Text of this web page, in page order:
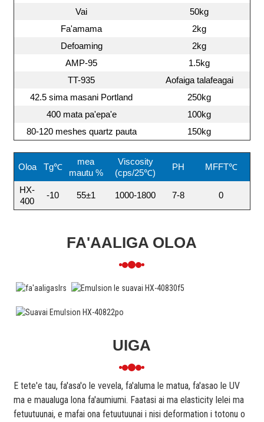
Vai
50kg
Fa'amama
2kg
Defoaming
2kg
AMP-95
1.5kg
TT-935
Aofaiga talafeagai
42.5 sima masani Portland
250kg
400 mata pa'epa'e
100kg
80-120 meshes quartz pauta
150kg
Oloa Tg℃
mea
mautu %
Viscosity
(cps/25℃)
PH MFFT℃
HX-
400
-10 55±1 1000-1800 7-8 0
FA'AALIGA OLOA
UIGA
E tete'e tau, fa'asa'o le vevela, fa'aluma le matua, fa'asao le UV
ma e maualuga lona fa'aumiumi. Faatasi ai ma elasticity lelei ma
fetuutuunai, e mafai ona fetuutuunai i nisi deformation i totonu o